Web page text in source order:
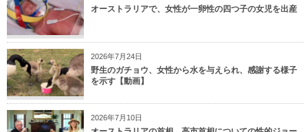
オーストラリアで、女性が一卵性の四つ子の女児を出産
2026年7月24日
野生のガチョウ、女性から水を与えられ、感謝する様子
を示す【動画】
2026年7月10日